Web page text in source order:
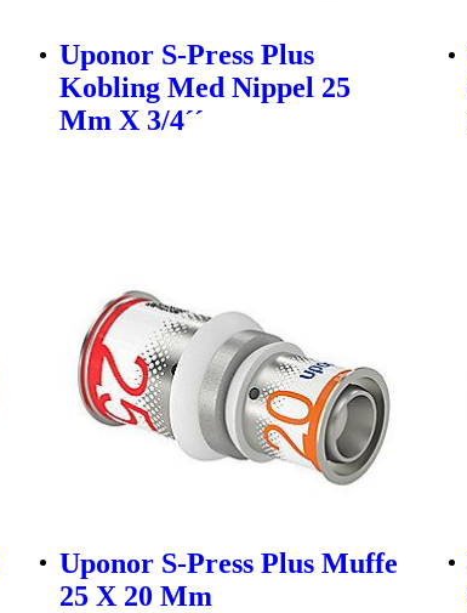
Uponor S-Press Plus
Kobling Med Nippel 25
Mm X 3/4´´
Uponor S-Press Plus Muffe
25 X 20 Mm